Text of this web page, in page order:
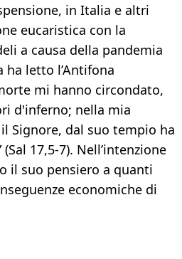
in Italia e altri
eucaristica con la
a causa della pandemia
ha letto l’Antifona
mi hanno circondato,
d'inferno; nella mia
Signore, dal suo tempio ha
17,5-7). Nell’intenzione
il suo pensiero a quanti
economiche di